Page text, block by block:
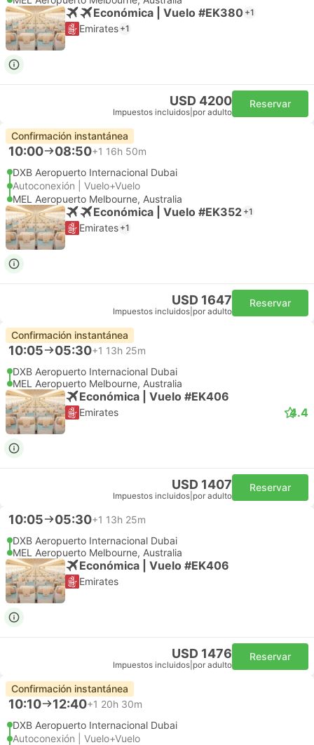
Económica | Vuelo #EK380 +1
Emirates +1
USD 4200
Impuestos incluidos por adulto
Reservar
Confirmación instantánea
10:00 08:50+1 16h 50m
DXB Aeropuerto Internacional Dubai
Autoconexión | Vuelo+Vuelo
MEL Aeropuerto Melbourne, Australia
Económica | Vuelo #EK352 +1
Emirates +1
USD 1647
Impuestos incluidos por adulto
Reservar
Confirmación instantánea
10:05 05:30+1 13h 25m
DXB Aeropuerto Internacional Dubai
MEL Aeropuerto Melbourne, Australia
Económica | Vuelo #EK406
Emirates 4.4
USD 1407
Impuestos incluidos por adulto
Reservar
10:05 05:30+1 13h 25m
DXB Aeropuerto Internacional Dubai
MEL Aeropuerto Melbourne, Australia
Económica | Vuelo #EK406
Emirates
USD 1476
Impuestos incluidos por adulto
Reservar
Confirmación instantánea
10:10 12:40+1 20h 30m
DXB Aeropuerto Internacional Dubai
Autoconexión | Vuelo+Vuelo